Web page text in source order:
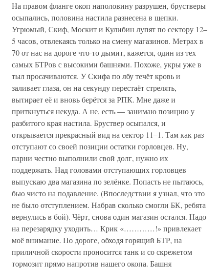
На правом фланге окоп наполовину разрушен, брустверы
осыпались, половина настила разнесена в щепки.
Угрюмый, Скиф, Москит и Кулибин лупят по сектору 12–
5 часов, отвлекаясь только на смену магазинов. Метрах в
70 от нас на дороге что-то дымит, кажется, один из тех
самых БТРов с высокими башнями. Похоже, укры уже в
тыл просачиваются. У Скифа по лбу течёт кровь и
заливает глаза, он на секунду перестаёт стрелять,
вытирает её и вновь берётся за РПК. Мне даже и
приткнуться некуда. А не, есть — занимаю позицию у
разбитого края настила. Бруствер осыпался, и
открывается прекрасный вид на сектор 11–1. Там как раз
отступают со своей позиции остатки горловцев. Ну,
парни честно выполнили свой долг, нужно их
поддержать. Над головами отступающих горловцев
выпускаю два магазина по зелёнке. Попасть не пытаюсь,
бью чисто на подавление. (Впоследствии я узнал, что это
не было отступлением. Набрав сколько смогли БК, ребята
вернулись в бой). Чёрт, снова один магазин остался. Надо
на перезарядку уходить… Крик «…………!» привлекает
моё внимание. По дороге, обходя горящий БТР, на
приличной скорости проносится танк и со скрежетом
тормозит прямо напротив нашего окопа. Башня